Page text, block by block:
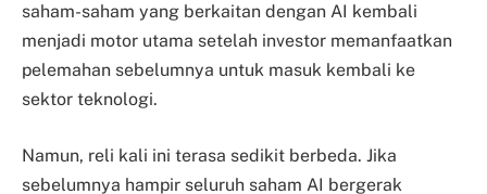
saham-saham yang berkaitan dengan AI kembali
menjadi motor utama setelah investor memanfaatkan
pelemahan sebelumnya untuk masuk kembali ke
sektor teknologi.
Namun, reli kali ini terasa sedikit berbeda. Jika
sebelumnya hampir seluruh saham AI bergerak